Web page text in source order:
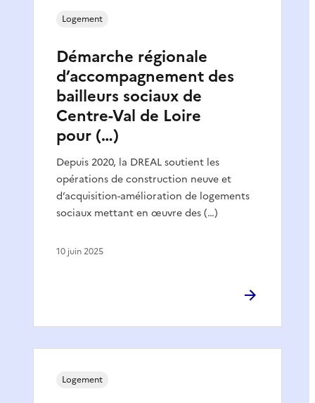
Démarche régionale
d’accompagnement des
bailleurs sociaux de
Centre-Val de Loire
pour (…)
Depuis 2020, la DREAL soutient les
opérations de construction neuve et
d’acquisition-amélioration de logements
sociaux mettant en œuvre des (…)
Logement
10 juin 2025
Logement